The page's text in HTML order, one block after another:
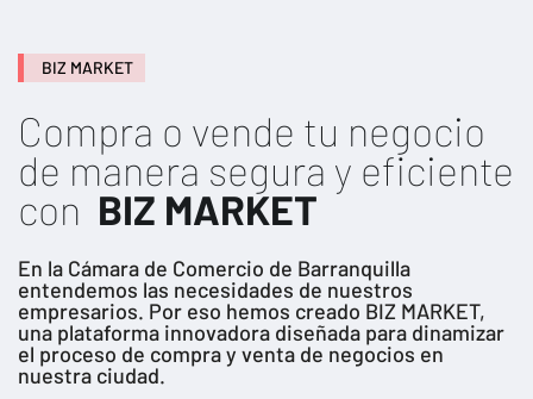
BIZ MARKET
Compra o vende tu negocio
de manera segura y eficiente
con BIZ MARKET
En la Cámara de Comercio de Barranquilla
entendemos las necesidades de nuestros
empresarios. Por eso hemos creado BIZ MARKET,
una plataforma innovadora diseñada para dinamizar
el proceso de compra y venta de negocios en
nuestra ciudad.